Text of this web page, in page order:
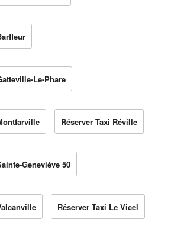
Le-Phare
Réserver Taxi Réville
Geneviève 50
Réserver Taxi Le Vicel